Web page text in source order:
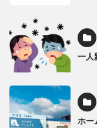
一人
ホー